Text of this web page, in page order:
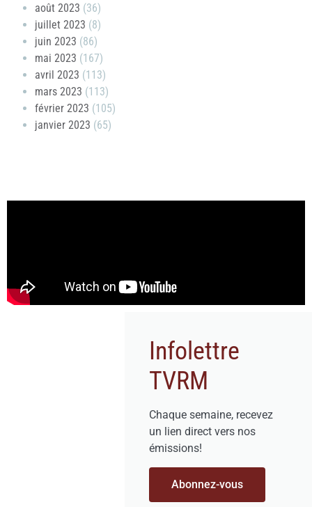
août 2023 (36)
juillet 2023 (8)
juin 2023 (86)
mai 2023 (167)
avril 2023 (113)
mars 2023 (113)
février 2023 (105)
janvier 2023 (65)
Infolettre
TVRM
Chaque semaine, recevez
un lien direct vers nos
émissions!
Abonnez-vous